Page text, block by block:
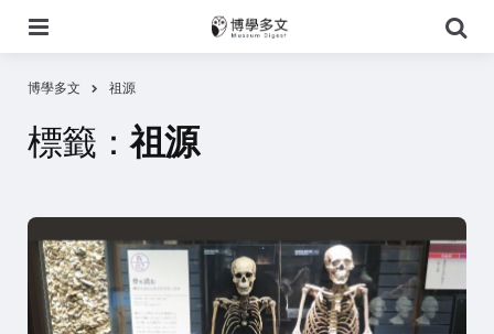
尋
博學多文 祖源
標籤：祖源